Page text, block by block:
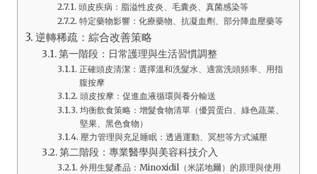
頭皮疾病：脂溢性皮炎、毛囊炎、真菌感染等
特定藥物影響：化療藥物、抗凝血劑、部分降血壓藥等
逆轉稀疏：綜合改善策略
第一階段：日常護理與生活習慣調整
正確頭皮清潔：選擇溫和洗髮水、適當洗頭頻率、用指
腹按摩
頭皮按摩：促進血液循環與養分輸送
均衡飲食策略：增髮食物清單（優質蛋白、綠色蔬菜、
堅果、黑色食物）
壓力管理與充足睡眠：透過運動、冥想等方式減壓
第二階段：專業醫學與美容科技介入
外用生髮產品：Minoxidil（米諾地爾）的原理與使用